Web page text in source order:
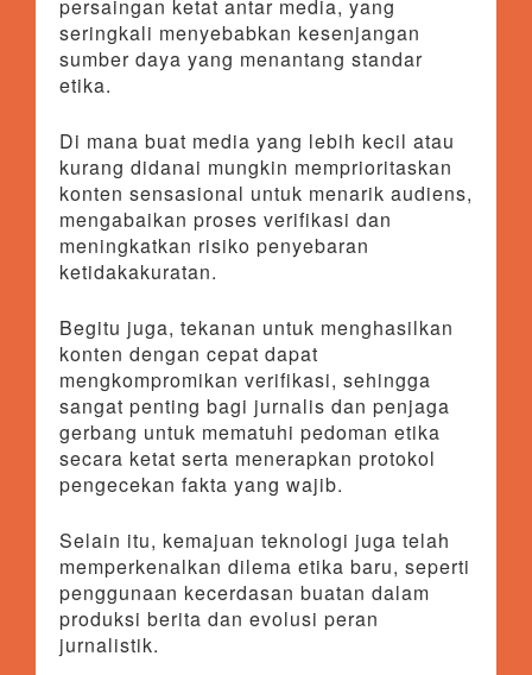
persaingan ketat antar media, yang
seringkali menyebabkan kesenjangan
sumber daya yang menantang standar
etika.
Di mana buat media yang lebih kecil atau
kurang didanai mungkin memprioritaskan
konten sensasional untuk menarik audiens,
mengabaikan proses verifikasi dan
meningkatkan risiko penyebaran
ketidakakuratan.
Begitu juga, tekanan untuk menghasilkan
konten dengan cepat dapat
mengkompromikan verifikasi, sehingga
sangat penting bagi jurnalis dan penjaga
gerbang untuk mematuhi pedoman etika
secara ketat serta menerapkan protokol
pengecekan fakta yang wajib.
Selain itu, kemajuan teknologi juga telah
memperkenalkan dilema etika baru, seperti
penggunaan kecerdasan buatan dalam
produksi berita dan evolusi peran
jurnalistik.